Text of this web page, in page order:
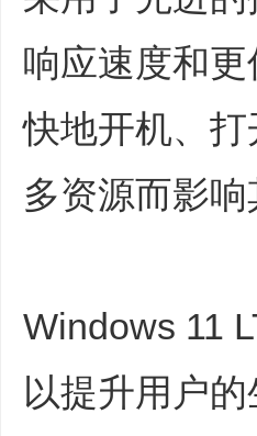
响应速度和
快地开机、
多资源而影
Windows 11
以提升用户